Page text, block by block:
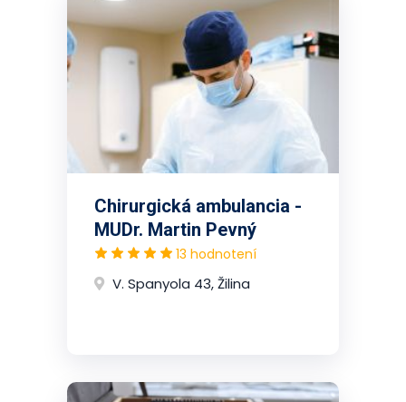
Chirurgická ambulancia -
MUDr. Martin Pevný
13 hodnotení
V. Spanyola 43, Žilina